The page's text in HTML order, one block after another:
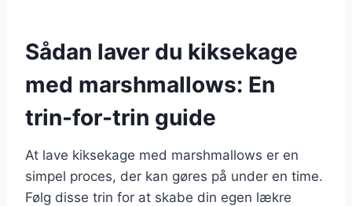
Sådan laver du kiksekage
med marshmallows: En
trin-for-trin guide
At lave kiksekage med marshmallows er en
simpel proces, der kan gøres på under en time.
Følg disse trin for at skabe din egen lækre